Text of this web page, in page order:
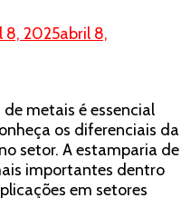
8, 2025abril 8,
metais é essencial
os diferenciais da
setor. A estamparia de
importantes dentro
em setores